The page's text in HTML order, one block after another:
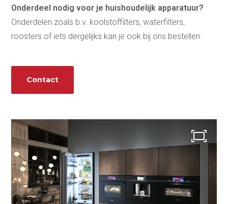
aanvragen
Doe de Toekomstklaar
Test
Veilige badkamer voor
senioren
Levensloopbestendige
keuken voor senioren
Over ons
Onderdeel nodig voor je huishoudelijk apparatuur?
Onderdelen zoals b.v. koolstoffilters, waterfilters,
roosters of iets dergelijks kan je ook bij ons bestellen.
Contact